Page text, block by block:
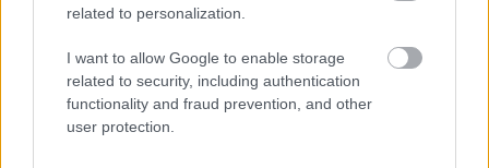
related to personalization.
I want to allow Google to enable storage
related to security, including authentication
functionality and fraud prevention, and other
user protection.
próbál figyelmeztetni